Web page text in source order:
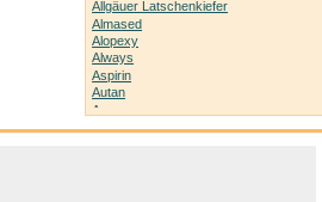
Allgäuer Latschenkiefer
Almased
Alopexy
Always
Aspirin
Autan
Avene
Bachblüten-Orginal